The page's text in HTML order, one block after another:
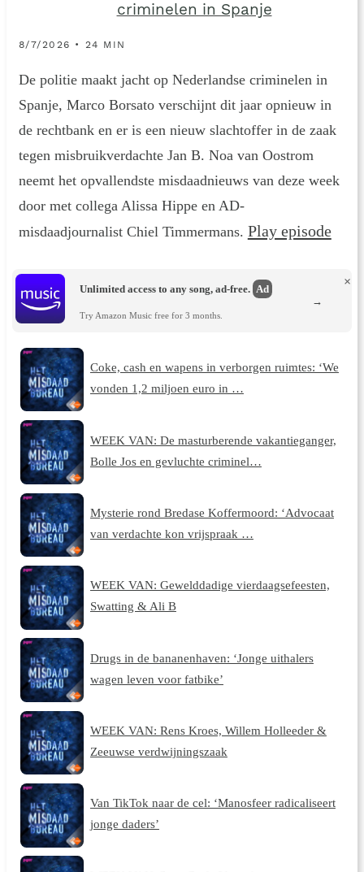
criminelen in Spanje
8/7/2026 • 24 MIN
De politie maakt jacht op Nederlandse criminelen in
Spanje, Marco Borsato verschijnt dit jaar opnieuw in
de rechtbank en er is een nieuw slachtoffer in de zaak
tegen misbruikverdachte Jan B. Noa van Oostrom
neemt het opvallendste misdaadnieuws van deze week
door met collega Alissa Hippe en AD-
misdaadjournalist Chiel Timmermans. Play episode
Unlimited access to any song, ad-free. Ad
Try Amazon Music free for 3 months.
×
→
Coke, cash en wapens in verborgen ruimtes: ‘We
vonden 1,2 miljoen euro in …
WEEK VAN: De masturberende vakantieganger,
Bolle Jos en gevluchte criminel…
Mysterie rond Bredase Koffermoord: ‘Advocaat
van verdachte kon vrijspraak …
WEEK VAN: Gewelddadige vierdaagsefeesten,
Swatting & Ali B
Drugs in de bananenhaven: ‘Jonge uithalers
wagen leven voor fatbike’
WEEK VAN: Rens Kroes, Willem Holleeder &
Zeeuwse verdwijningszaak
Van TikTok naar de cel: ‘Manosfeer radicaliseert
jonge daders’